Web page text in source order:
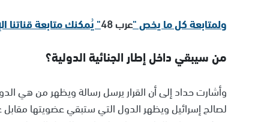
ولمتابعة كل ما يخص "عرب 48 " يُمكنك متابعة قناتنا
من سيبقي داخل إطار الجنائية الدولية؟
وأشارت حداد إلى أن القرار يرسل رسالة ويظهر من هي
لصالح إسرائيل ويظهر الدول التي ستبقي عضويتها